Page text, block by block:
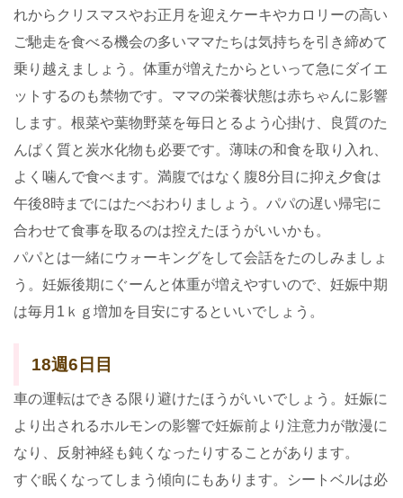
れからクリスマスやお正月を迎えケーキやカロリーの高い
ご馳走を食べる機会の多いママたちは気持ちを引き締めて
乗り越えましょう。体重が増えたからといって急にダイエ
ットするのも禁物です。ママの栄養状態は赤ちゃんに影響
します。根菜や葉物野菜を毎日とるよう心掛け、良質のた
んぱく質と炭水化物も必要です。薄味の和食を取り入れ、
よく噛んで食べます。満腹ではなく腹8分目に抑え夕食は
午後8時までにはたべおわりましょう。パパの遅い帰宅に
合わせて食事を取るのは控えたほうがいいかも。
パパとは一緒にウォーキングをして会話をたのしみましょ
う。妊娠後期にぐーんと体重が増えやすいので、妊娠中期
は毎月1ｋｇ増加を目安にするといいでしょう。
18週6日目
車の運転はできる限り避けたほうがいいでしょう。妊娠に
より出されるホルモンの影響で妊娠前より注意力が散漫に
なり、反射神経も鈍くなったりすることがあります。
すぐ眠くなってしまう傾向にもあります。シートベルは必